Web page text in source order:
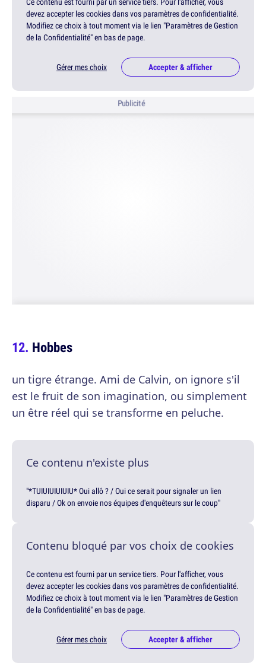
devez accepter les cookies dans vos paramètres de confidentialité.
Modifiez ce choix à tout moment via le lien "Paramètres de Gestion
de la Confidentialité" en bas de page.
Gérer mes choix Accepter & afficher
Publicité
Hobbes
un tigre étrange. Ami de Calvin, on ignore s'il
est le fruit de son imagination, ou simplement
un être réel qui se transforme en peluche.
Ce contenu n'existe plus
"*TUIUIUIUIUIU* Oui allô ? / Oui ce serait pour signaler un lien
disparu / Ok on envoie nos équipes d'enquêteurs sur le coup"
Contenu bloqué par vos choix de cookies
Ce contenu est fourni par un service tiers. Pour l'afficher, vous
devez accepter les cookies dans vos paramètres de confidentialité.
Modifiez ce choix à tout moment via le lien "Paramètres de Gestion
de la Confidentialité" en bas de page.
Gérer mes choix Accepter & afficher